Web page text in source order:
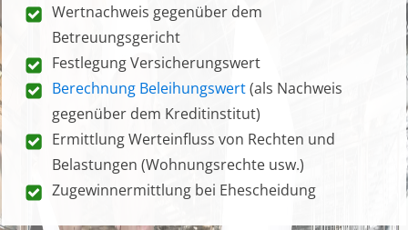
Wertnachweis gegenüber dem
Betreuungsgericht
Festlegung Versicherungswert
Berechnung Beleihungswert(als Nachweis
gegenüber dem Kreditinstitut)
Ermittlung Werteinfluss von Rechten und
Belastungen (Wohnungsrechte usw.)
Zugewinnermittlung bei Ehescheidung